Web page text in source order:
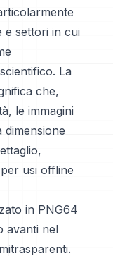
e settori in cui
La
che,
le immagini
dimensione
usi offline
in PNG64
avanti nel